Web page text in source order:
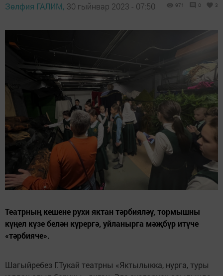
Зөлфия ГАЛИМ, 30 гыйнвар 2023 - 07:50 971 0 3
Театрның кешене рухи яктан тәрбияләү, тормышны
күңел күзе белән күрергә, уйланырга мәҗбүр итүче
«тәрбияче».
Шагыйребез Г.Тукай театрны «Яктылыкка, нурга, туры